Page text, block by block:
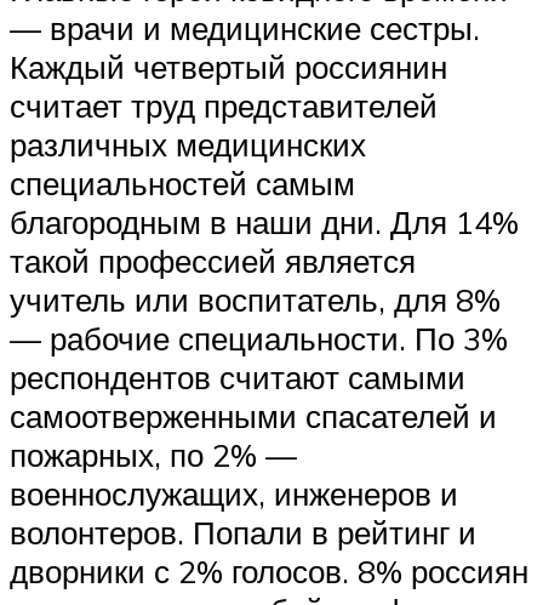
— врачи и медицинские сестры.
Каждый четвертый россиянин
считает труд представителей
различных медицинских
специальностей самым
благородным в наши дни. Для 14%
такой профессией является
учитель или воспитатель, для 8%
— рабочие специальности. По 3%
респондентов считают самыми
самоотверженными спасателей и
пожарных, по 2% —
военнослужащих, инженеров и
волонтеров. Попали в рейтинг и
дворники с 2% голосов. 8% россиян